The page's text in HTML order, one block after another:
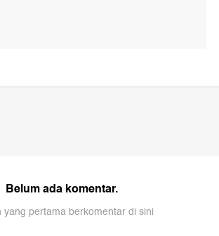
Belum ada komentar.
yang pertama berkomentar di sini